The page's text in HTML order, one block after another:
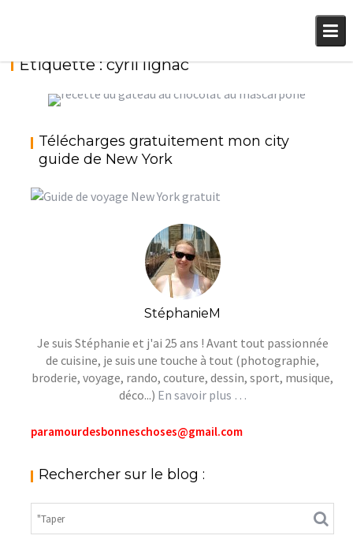
Étiquette :cyril lignac
GÂTEAU FONDANT AU CHOCOLAT ET
MASCARPONE BY CYRIL LIGNAC
Télécharges gratuitement mon city
guide de New York
StéphanieM
Je suis Stéphanie et j'ai 25 ans ! Avant tout passionnée
de cuisine, je suis une touche à tout (photographie,
broderie, voyage, rando, couture, dessin, sport, musique,
déco...) En savoir plus …
paramourdesbonneschoses@gmail.com
Rechercher sur le blog :